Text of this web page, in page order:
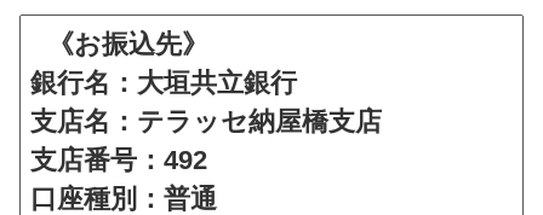
《お振込先》
銀行名：大垣共立銀行
支店名：テラッセ納屋橋支店
支店番号：492
口座種別：普通